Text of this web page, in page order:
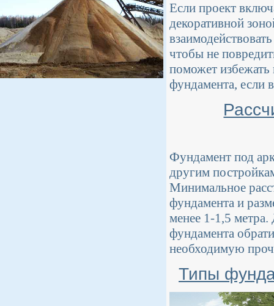
Если проект
декоративной
чтобы не
поможет
фундамента, если
Фундамент под
другим
Минимальное
фундамента и
менее 1-1,5 метра.
фундамента
необходимую
Типы